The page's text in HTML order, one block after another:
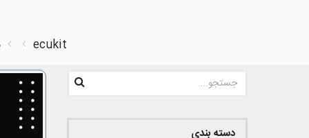
ecukit
دسته بندی